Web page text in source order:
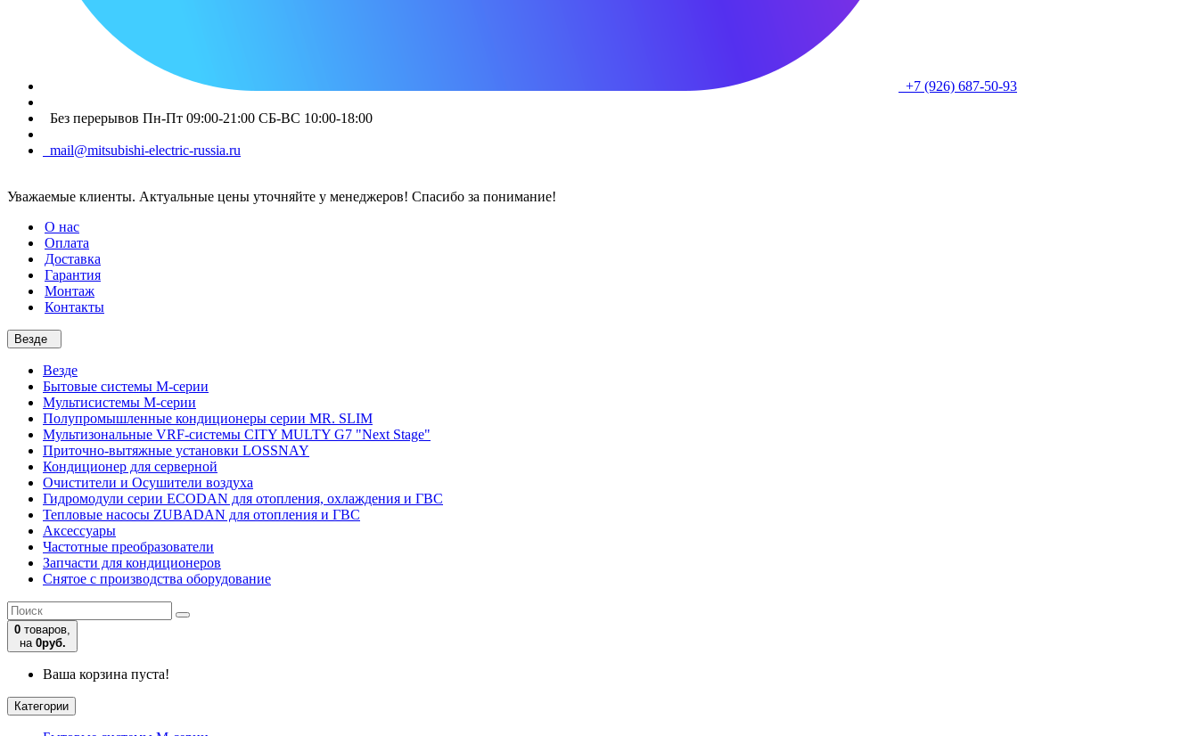
+7 (926) 687-50-93
Без перерывов Пн-Пт 09:00-21:00 СБ-ВС 10:00-18:00
mail@mitsubishi-electric-russia.ru
Уважаемые клиенты. Актуальные цены уточняйте у менеджеров! Спасибо за понимание!
О нас
Оплата
Доставка
Гарантия
Монтаж
Контакты
Везде
Везде
Бытовые системы M-серии
Мультисистемы M-серии
Полупромышленные кондиционеры серии MR. SLIM
Мультизональные VRF-системы CITY MULTY G7 "Next Stage"
Приточно-вытяжные установки LOSSNAY
Кондиционер для серверной
Очистители и Осушители воздуха
Гидромодули серии ECODAN для отопления, охлаждения и ГВС
Тепловые насосы ZUBADAN для отопления и ГВС
Аксесcуары
Частотные преобразователи
Запчасти для кондиционеров
Снятое с производства оборудование
0 товаров,
на 0руб.
Ваша корзина пуста!
Категории